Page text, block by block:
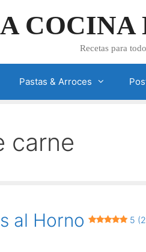
COCINA
Recetas para
Pastas & Arroces
carne
al Horno 5